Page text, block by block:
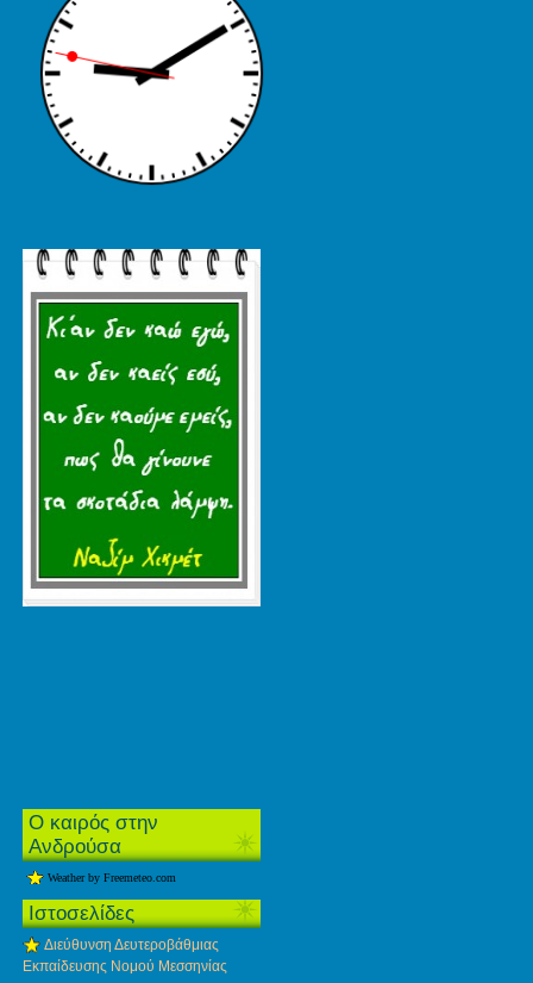
Ο καιρός στην
Ανδρούσα
Weather by Freemeteo.com
Ιστοσελίδες
Διεύθυνση Δευτεροβάθμιας
Εκπαίδευσης Νομού Μεσσηνίας